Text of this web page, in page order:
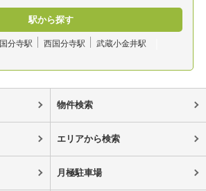
駅から探す
国分寺駅 西国分寺駅 武蔵小金井駅
物件検索
エリアから検索
月極駐車場